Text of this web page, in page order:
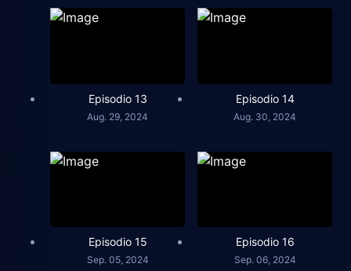
Episodio 13
Aug. 29, 2024
Episodio 14
Aug. 30, 2024
Episodio 15
Sep. 05, 2024
Episodio 16
Sep. 06, 2024